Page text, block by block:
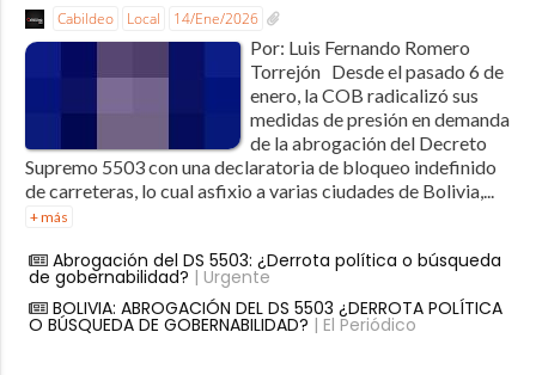
Cabildeo Local 14/Ene/2026
Por: Luis Fernando Romero
Torrejón Desde el pasado 6 de
enero, la COB radicalizó sus
medidas de presión en demanda
de la abrogación del Decreto
Supremo 5503 con una declaratoria de bloqueo indefinido
de carreteras, lo cual asfixio a varias ciudades de Bolivia,...
+ más
Abrogación del DS 5503: ¿Derrota política o búsqueda
de gobernabilidad? | Urgente
BOLIVIA: ABROGACIÓN DEL DS 5503 ¿DERROTA POLÍTICA
O BÚSQUEDA DE GOBERNABILIDAD? | El Periódico